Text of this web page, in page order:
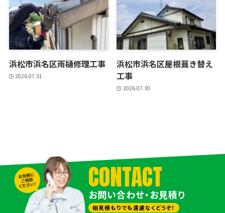
浜松市浜名区雨樋修理工事
2026.07.31
浜松市浜名区屋根葺き替え
工事
2026.07.30
CONTACT
お問い合わせ・お見積り
相見積もりでも遠慮なくどうぞ！